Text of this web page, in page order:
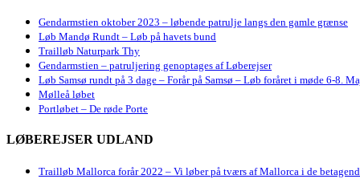
Gendarmstien oktober 2023 – løbende patrulje langs den gamle grænse
Løb Mandø Rundt – Løb på havets bund
Trailløb Naturpark Thy
Gendarmstien – patruljering genoptages af Løberejser
Løb Samsø rundt på 3 dage – Forår på Samsø – Løb foråret i møde 6-8.
Mølleå løbet
Portløbet – De røde Porte
LØBEREJSER UDLAND
Trailløb Mallorca forår 2022 – Vi løber på tværs af Mallorca i de